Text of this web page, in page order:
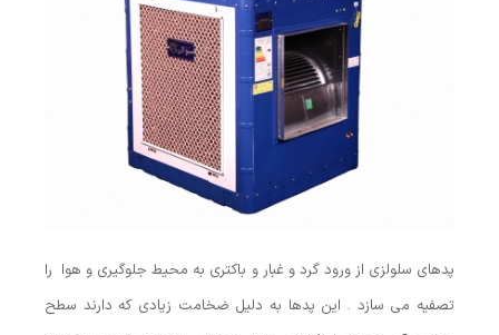
پدهای سلولزی از ورود گرد و غبار و باکتری به محیط جلوگیری و هوا را
تصفیه می سازد . این پدها به دلیل ضخامت زیادی که دارند سطح